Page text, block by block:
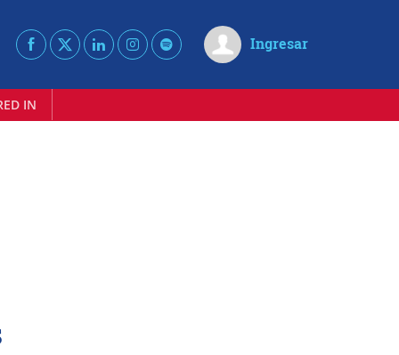
Ingresar
IN